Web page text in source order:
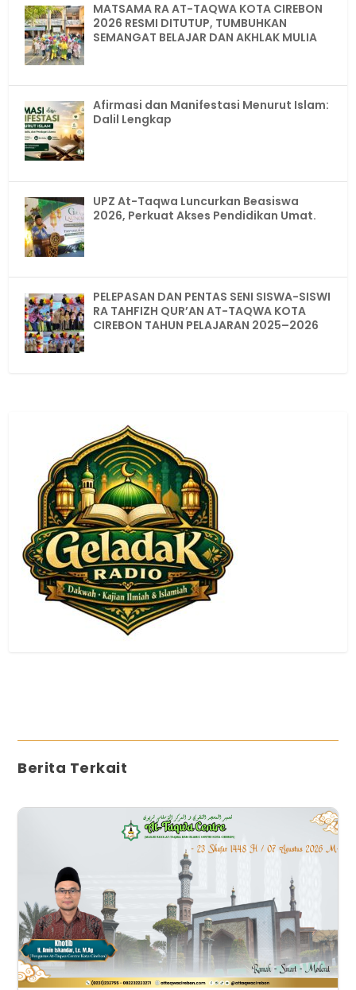
MATSAMA RA AT-TAQWA KOTA CIREBON
2026 RESMI DITUTUP, TUMBUHKAN
SEMANGAT BELAJAR DAN AKHLAK MULIA
Afirmasi dan Manifestasi Menurut Islam:
Dalil Lengkap
UPZ At-Taqwa Luncurkan Beasiswa
2026, Perkuat Akses Pendidikan Umat.
PELEPASAN DAN PENTAS SENI SISWA-SISWI
RA TAHFIZH QUR’AN AT-TAQWA KOTA
CIREBON TAHUN PELAJARAN 2025–2026
Berita Terkait